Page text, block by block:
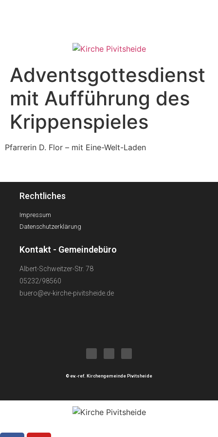
Adventsgottesdienst
mit Aufführung des
Krippenspieles
Pfarrerin D. Flor – mit Eine-Welt-Laden
Kontakt - Gemeindebüro
Albert-Schweitzer-Str. 78
05232/98560
buero@ev-kirche-pivitsheide.de
Rechtliches
Impressum
Datenschutzerklärung
© ev.-ref. Kirchengemeinde Pivitsheide